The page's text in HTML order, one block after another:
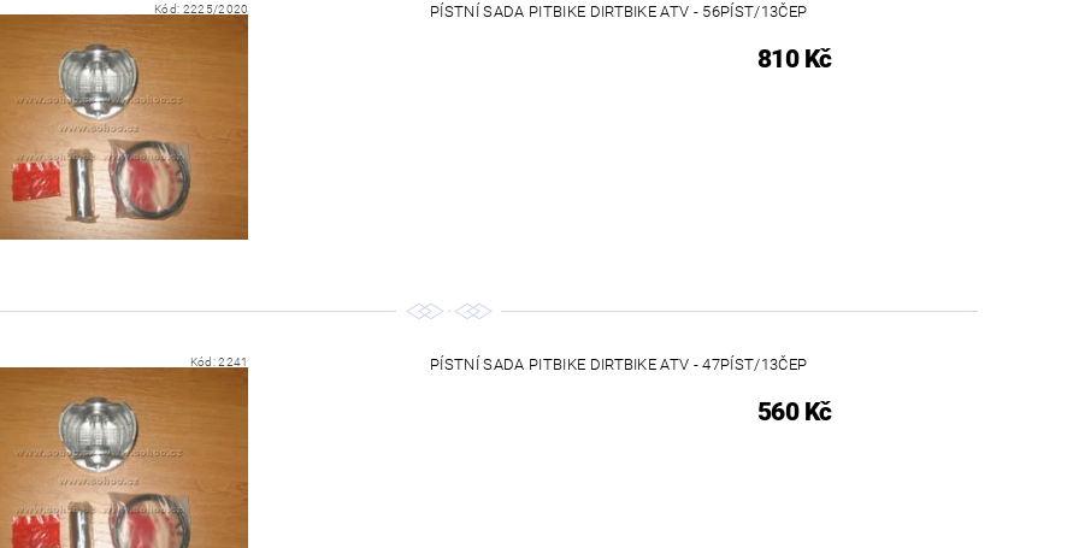
Kód: 2225/2020 PÍSTNÍ SADA PITBIKE DIRTBIKE ATV - 56PÍST/13ČEP
810 Kč
Kód:2241 PÍSTNÍ SADA PITBIKE DIRTBIKE ATV - 47PÍST/13ČEP
560 Kč